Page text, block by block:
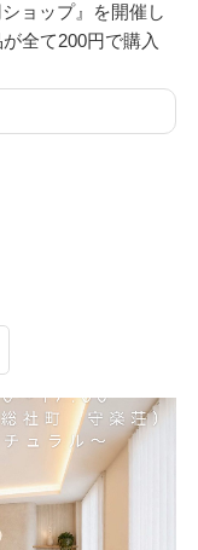
ョップ』を開催し
全て200円で購入